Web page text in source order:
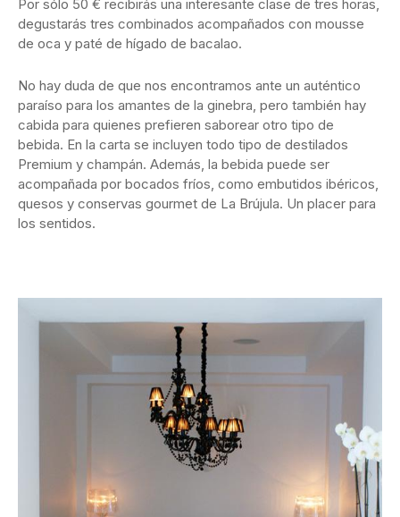
Por sólo 50 € recibirás una interesante clase de tres horas,
degustarás tres combinados acompañados con mousse
de oca y paté de hígado de bacalao.
No hay duda de que nos encontramos ante un auténtico
paraíso para los amantes de la ginebra, pero también hay
cabida para quienes prefieren saborear otro tipo de
bebida. En la carta se incluyen todo tipo de destilados
Premium y champán. Además, la bebida puede ser
acompañada por bocados fríos, como embutidos ibéricos,
quesos y conservas gourmet de La Brújula. Un placer para
los sentidos.